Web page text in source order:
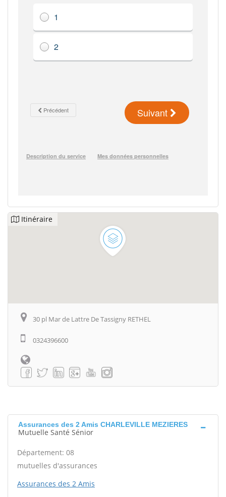
Itinéraire
30 pl Mar de Lattre De Tassigny RETHEL
0324396600
Assurances des 2 Amis CHARLEVILLE MEZIERES
Mutuelle Santé Sénior
Département: 08
mutuelles d'assurances
Assurances des 2 Amis